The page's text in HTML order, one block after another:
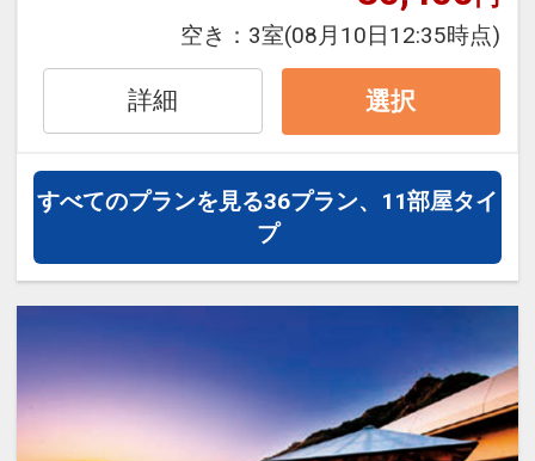
・場所 / ホテル3階
・年齢制限 / 18歳以上
・入場制限 / ご利用人数により入場制限
ポンチョ ※有料となります。
・施設 / 屋内 トレーニングジム・エステ
ルーム・プール（20メートル）・室内サ
ウナ・浴室・ラウンジ
屋外 テントサウナ・カフェエリア
・新設エリア/ 屋外サウナエリア
設 備 ：サウナテント4台（うち1台女性
2023年4月1日～フィットネスクラブリ
ニューアルオープン！～
清流の畔（ほとり）「ととのい」 と「
寛ぎ 」の融合をコンセプトに、フィット
ネスクラブをリニューアル。
オープンテラスのウッドデッキには、屋
室内のプール 、トレーニングジム 、ラ
ウンジ 、エステルームも刷新、ウェルネ
スな空間と時間をぜひお楽しみくださ
空き： 3室(08月10日12:35時点)
詳細 選択
すべてのプランを見る36プラン、11部屋タイ
プ